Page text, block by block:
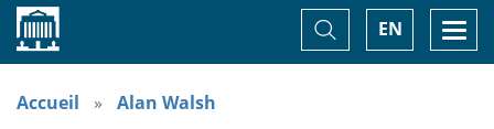
Accueil EN
Basculer
la
recherche
Accueil
Alan Walsh